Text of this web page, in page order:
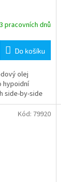
pracovních dnů
Do košíku
olej
hypoidní
side-by-side
Kód: 79920